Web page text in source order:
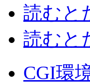
読むと
読むと
CGI環